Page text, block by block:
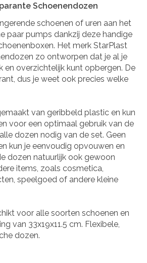
Schoenendozen
schoenen of uren aan het
paar pumps dankzij deze handige
Het merk StarPlast
zo ontworpen dat je al je
en overzichtelijk kunt opbergen. De
dus je weet ook precies welke
van geribbeld plastic en kun
voor een optimaal gebruik van de
dozen nodig van de set. Geen
kun je eenvoudig opvouwen en
dozen natuurlijk ook gewoon
items, zoals cosmetica,
speelgoed of andere kleine
voor alle soorten schoenen en
van 33x19x11.5 cm. Flexibele,
dozen.